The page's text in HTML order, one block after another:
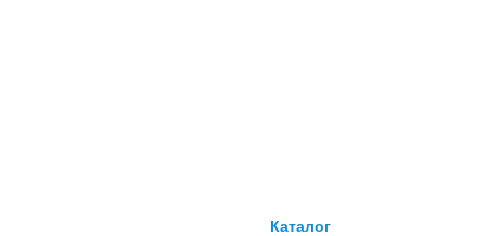
Каталог